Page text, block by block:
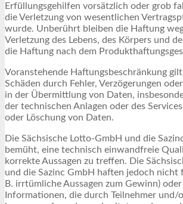
Erfüllungsgehilfen vorsätzlich oder grob
die Verletzung von wesentlichen
wurde. Unberührt bleiben die Haftung
Verletzung des Lebens, des Körpers und
die Haftung nach dem
Voranstehende Haftungsbeschränkung
Schäden durch Fehler, Verzögerungen
in der Übermittlung von Daten,
der technischen Anlagen oder des
oder Löschung von Daten.
Die Sächsische Lotto-GmbH und die
bemüht, eine technisch einwandfreie
korrekte Aussagen zu treffen. Die
und die Sazinc GmbH haften jedoch nicht
B. irrtümliche Aussagen zum Gewinn)
Informationen, die durch Teilnehmer und/